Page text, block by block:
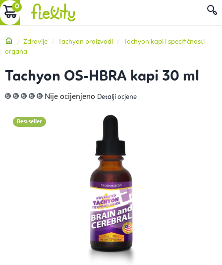
Preskoči
na
KOŠARICA
Početna
Zdravlje Tachyon proizvodi
Tachyon kapi i specifičnosti
organa
Tachyon OS-HBRA kapi 30 ml
Prosječna
ocjena
0,0
od
Nije ocijenjeno Detalji ocjene
Bestseller